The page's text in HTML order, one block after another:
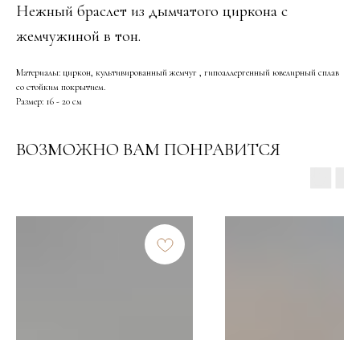
Нежный браслет из дымчатого циркона с
жемчужиной в тон.
Материалы: циркон, культивированный жемчуг , гипоаллергенный ювелирный сплав
со стойким покрытием.
Размер: 16 - 20 см
ВОЗМОЖНО ВАМ ПОНРАВИТСЯ